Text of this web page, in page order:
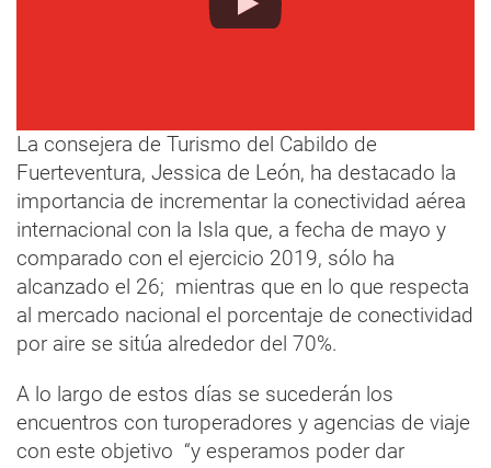
La consejera de Turismo del Cabildo de
Fuerteventura, Jessica de León, ha destacado la
importancia de incrementar la conectividad aérea
internacional con la Isla que, a fecha de mayo y
comparado con el ejercicio 2019, sólo ha
alcanzado el 26; mientras que en lo que respecta
al mercado nacional el porcentaje de conectividad
por aire se sitúa alrededor del 70%.
A lo largo de estos días se sucederán los
encuentros con turoperadores y agencias de viaje
con este objetivo “y esperamos poder dar